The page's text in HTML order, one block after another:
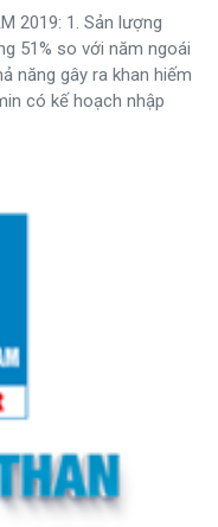
2019: 1. Sản lượng
51% so với năm ngoái
năng gây ra khan hiếm
có kế hoạch nhập